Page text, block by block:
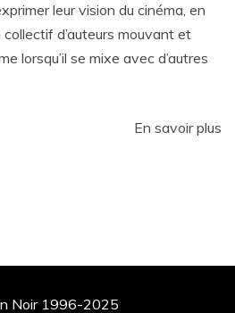
leur vision du cinéma, en
d’auteurs mouvant et
lorsqu’il se mixe avec d’autres
En savoir plus
Noir 1996-2025